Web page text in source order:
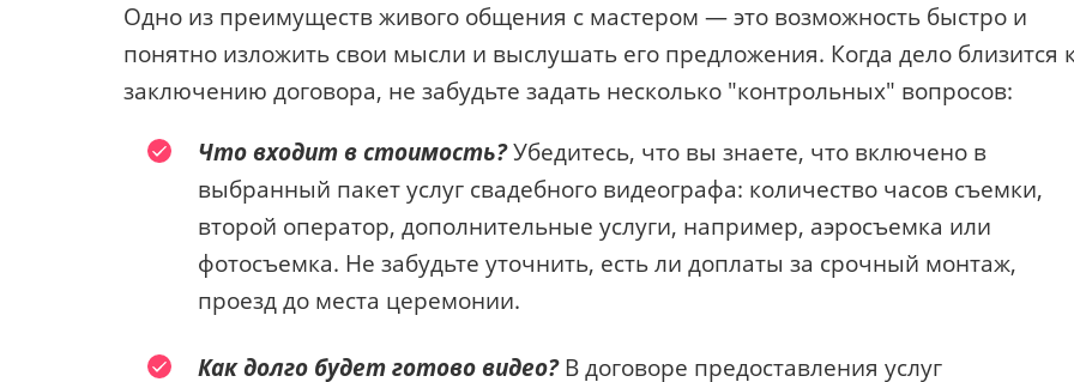
Одно из преимуществ живого общения с мастером — это возможность быстро и
понятно изложить свои мысли и выслушать его предложения. Когда дело близится
заключению договора, не забудьте задать несколько "контрольных" вопросов:
Что входит в стоимость?Убедитесь, что вы знаете, что включено в
выбранный пакет услуг свадебного видеографа: количество часов съемки,
второй оператор, дополнительные услуги, например, аэросъемка или
фотосъемка. Не забудьте уточнить, есть ли доплаты за срочный монтаж,
проезд до места церемонии.
Как долго будет готово видео?В договоре предоставления услуг